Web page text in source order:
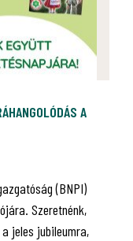
A
(BNPI)
Szeretnénk,
jeles jubileumra,